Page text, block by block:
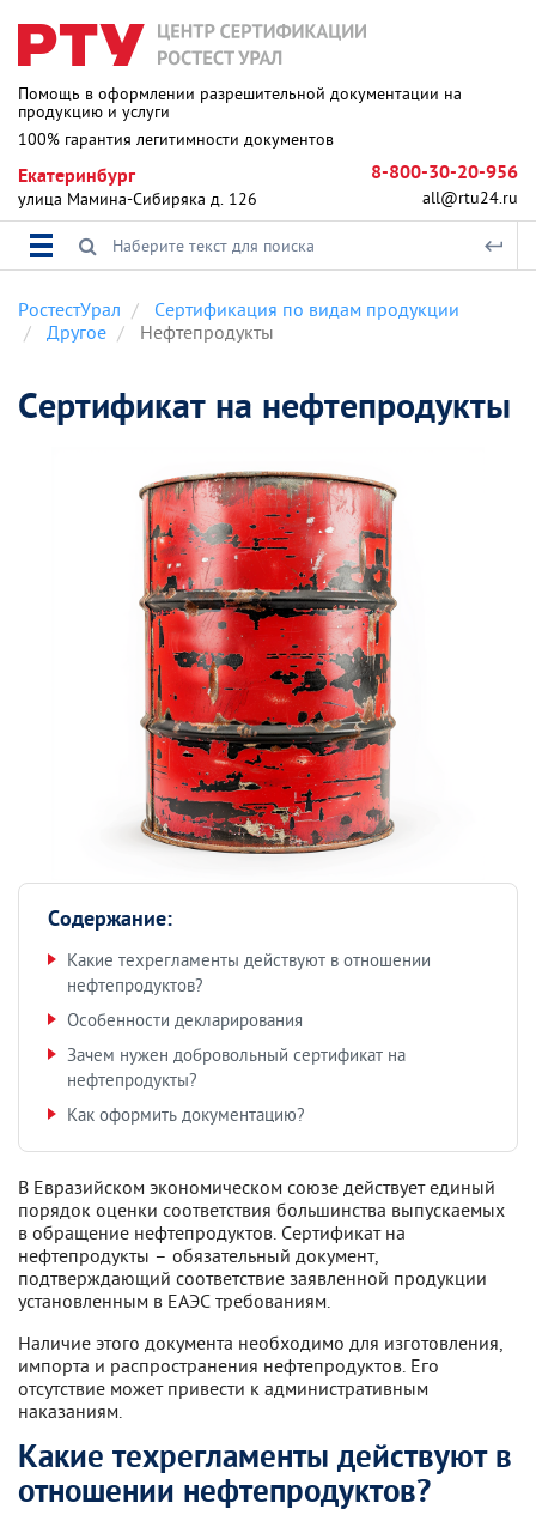
Помощь в оформлении разрешительной документации на
продукцию и услуги
100% гарантия легитимности документов
Екатеринбург
улица Мамина-Сибиряка д. 126
8-800-30-20-956
all@rtu24.ru
РостестУрал
Сертификация по видам продукции
Другое
Нефтепродукты
Сертификат на нефтепродукты
Содержание:
Какие техрегламенты действуют в отношении
нефтепродуктов?
Особенности декларирования
Зачем нужен добровольный сертификат на
нефтепродукты?
Как оформить документацию?
В Евразийском экономическом союзе действует единый
порядок оценки соответствия большинства выпускаемых
в обращение нефтепродуктов. Сертификат на
нефтепродукты – обязательный документ,
подтверждающий соответствие заявленной продукции
установленным в ЕАЭС требованиям.
Наличие этого документа необходимо для изготовления,
импорта и распространения нефтепродуктов. Его
отсутствие может привести к административным
наказаниям.
Какие техрегламенты действуют в
отношении нефтепродуктов?